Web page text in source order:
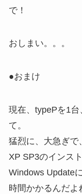
で！
おしまい。。。
●おまけ
現在、typePを1
て。
猛烈に、大急ぎで
XP SP3のインス
Windows Update
時間かかるんだよ